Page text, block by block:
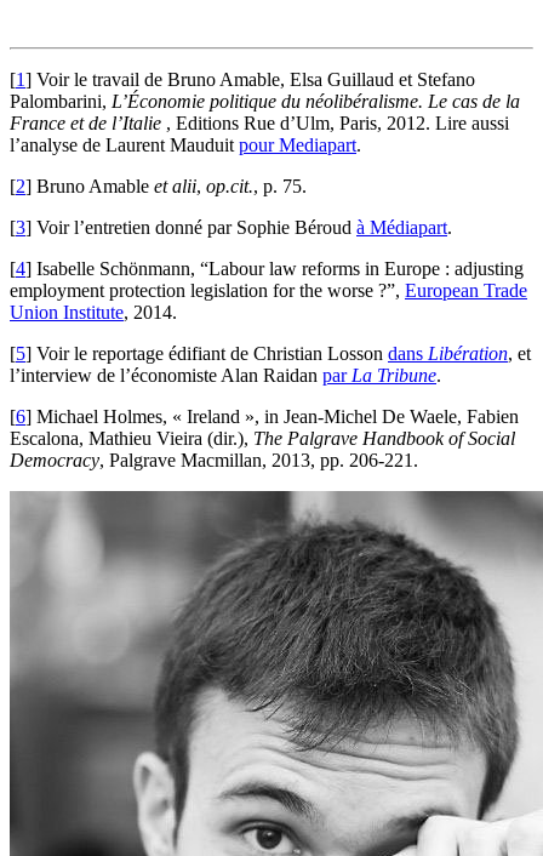
[1] Voir le travail de Bruno Amable, Elsa Guillaud et Stefano
Palombarini, L’Économie politique du néolibéralisme. Le cas de la
France et de l’Italie , Editions Rue d’Ulm, Paris, 2012. Lire aussi
l’analyse de Laurent Mauduit pour Mediapart.
[2] Bruno Amable et alii, op.cit., p. 75.
[3] Voir l’entretien donné par Sophie Béroud à Médiapart.
[4] Isabelle Schönmann, “Labour law reforms in Europe : adjusting
employment protection legislation for the worse ?”, European Trade
Union Institute, 2014.
[5] Voir le reportage édifiant de Christian Losson dans Libération, et
l’interview de l’économiste Alan Raidan par La Tribune.
[6] Michael Holmes, « Ireland », in Jean-Michel De Waele, Fabien
Escalona, Mathieu Vieira (dir.), The Palgrave Handbook of Social
Democracy, Palgrave Macmillan, 2013, pp. 206-221.